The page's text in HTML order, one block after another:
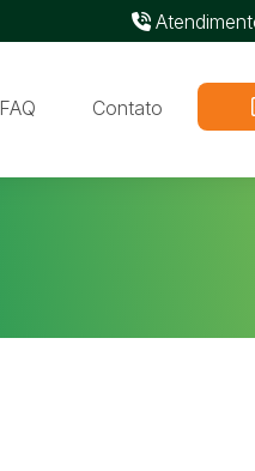
FAQ Contato